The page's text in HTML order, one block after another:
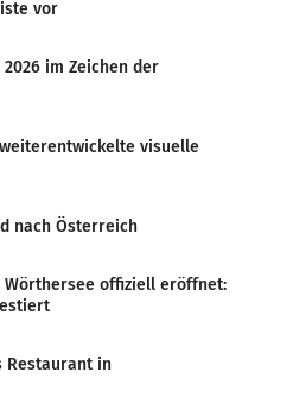
vor
im Zeichen der
visuelle
nach Österreich
Wörthersee offiziell eröffnet:
Restaurant in